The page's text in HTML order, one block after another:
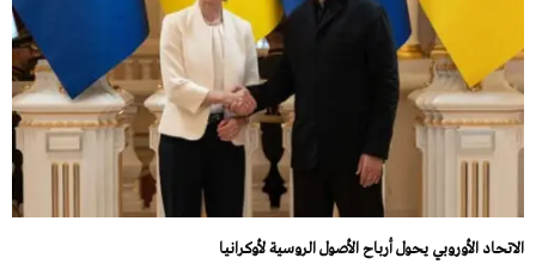
الاتحاد الأوروبي يحول أرباح الأصول الروسية لأوكرانيا